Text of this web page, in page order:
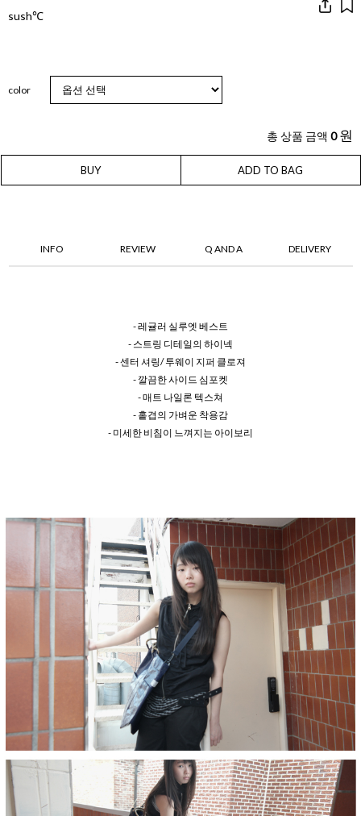
sush℃
color
총 상품 금액 0 원
BUY ADD TO BAG
INFO REVIEW Q AND A DELIVERY
- 레귤러 실루엣 베스트
- 스트링 디테일의 하이넥
- 센터 셔링/ 투웨이 지퍼 클로져
- 깔끔한 사이드 심포켓
- 매트 나일론 텍스쳐
- 홑겹의 가벼운 착용감
- 미세한 비침이 느껴지는 아이보리